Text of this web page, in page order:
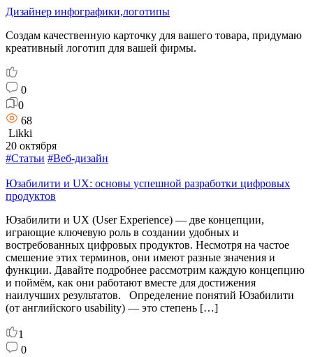
Дизайнер инфографики,логотипы
Создам качественную карточку для вашего товара, придумаю
креативный логотип для вашей фирмы.
0
0
68
Likki
20 октября
#Статьи #Веб-дизайн
Юзабилити и UX: основы успешной разработки цифровых
продуктов
Юзабилити и UX (User Experience) — две концепции,
играющие ключевую роль в создании удобных и
востребованных цифровых продуктов. Несмотря на частое
смешение этих терминов, они имеют разные значения и
функции. Давайте подробнее рассмотрим каждую концепцию
и поймём, как они работают вместе для достижения
наилучших результатов. Определение понятий Юзабилити
(от английского usability) — это степень […]
1
0